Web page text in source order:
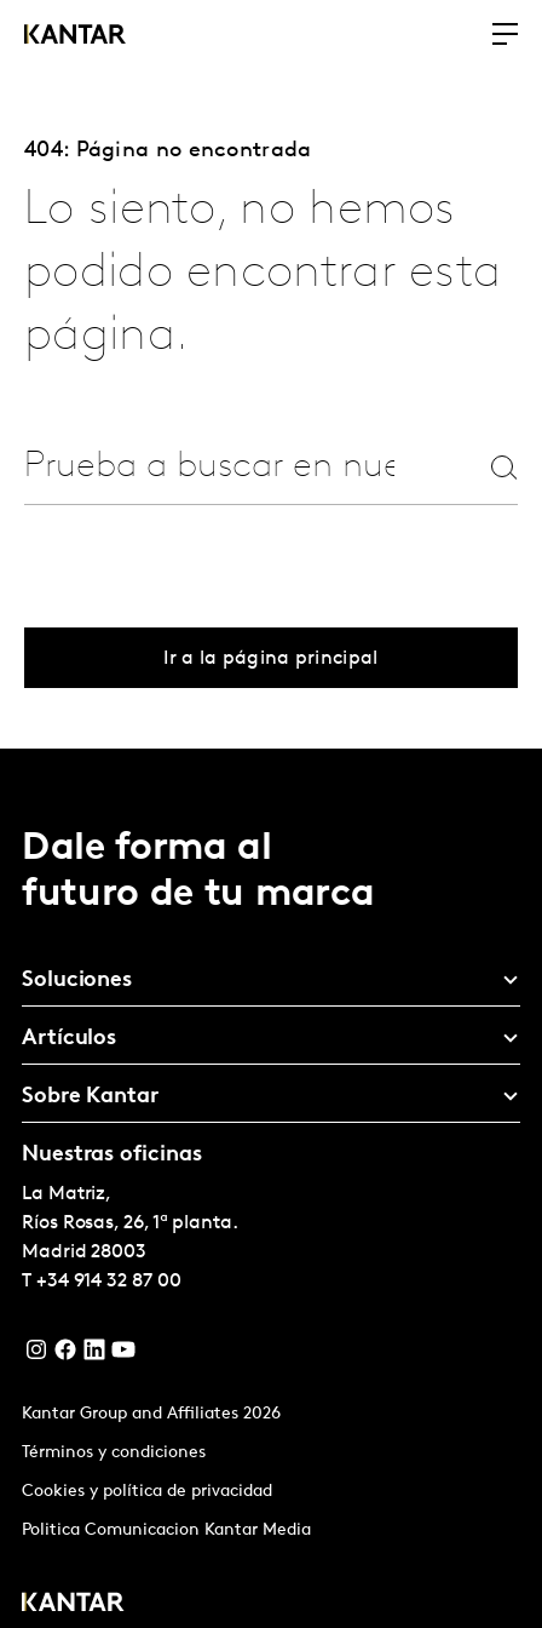
404: Página no encontrada
Lo siento, no hemos
podido encontrar esta
página.
Ir a la página principal
Dale forma al
futuro de tu marca
Soluciones
Artículos
Sobre Kantar
Nuestras oficinas
La Matriz,
Ríos Rosas, 26, 1ª planta.
Madrid 28003
T +34 914 32 87 00
Kantar Group and Affiliates 2026
Términos y condiciones
Cookies y política de privacidad
Politica Comunicacion Kantar Media